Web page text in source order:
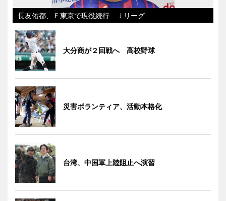
長友佑都、Ｆ東京で現役続行 Ｊリーグ
大分商が２回戦へ 高校野球
災害ボランティア、活動本格化
台湾、中国軍上陸阻止へ演習